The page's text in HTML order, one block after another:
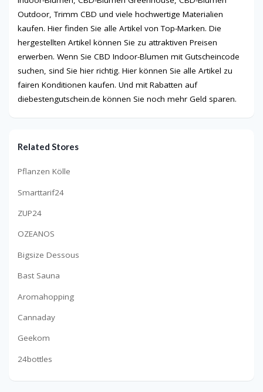
Outdoor, Trimm CBD und viele hochwertige Materialien
kaufen. Hier finden Sie alle Artikel von Top-Marken. Die
hergestellten Artikel können Sie zu attraktiven Preisen
erwerben. Wenn Sie CBD Indoor-Blumen mit Gutscheincode
suchen, sind Sie hier richtig. Hier können Sie alle Artikel zu
fairen Konditionen kaufen. Und mit Rabatten auf
diebestengutschein.de können Sie noch mehr Geld sparen.
Related Stores
Pflanzen Kölle
Smarttarif24
ZUP24
OZEANOS
Bigsize Dessous
Bast Sauna
Aromahopping
Cannaday
Geekom
24bottles